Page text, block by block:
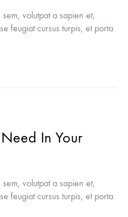
volutpat a sapien et,
feugiat cursus turpis, et porta
ipsum, eleifend sit amet
In Your
volutpat a sapien et,
feugiat cursus turpis, et porta
ipsum, eleifend sit amet